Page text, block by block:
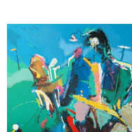
€ 119,00.€ 99,00.